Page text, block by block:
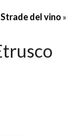
Strade del vino »